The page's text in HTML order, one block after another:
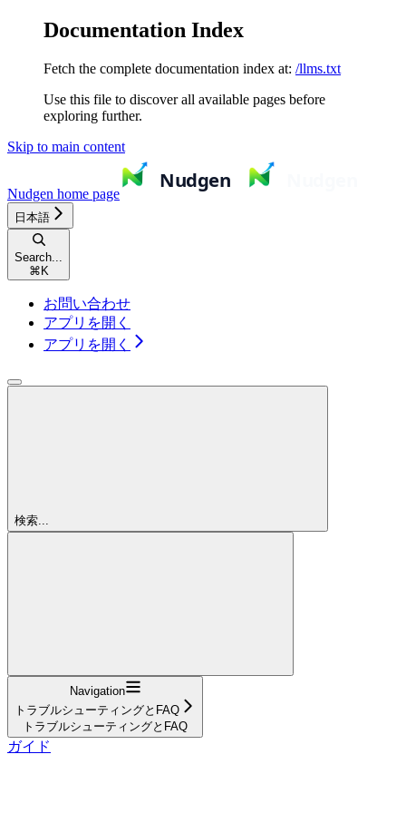
Documentation Index
Fetch the complete documentation index at: /llms.txt
Use this file to discover all available pages before
exploring further.
Skip to main content
Nudgen home page
日本語
Search...
⌘ K
お問い合わせ
アプリを開く
アプリを開く
検索...
Navigation
トラブルシューティングとFAQ
トラブルシューティングとFAQ
ガイド